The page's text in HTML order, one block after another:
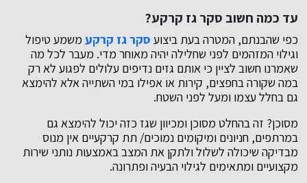
עד כמה חשוב סקר גז קרקע?
כפי שהבנתם, המטרה בעת ביצוע סקר גז קרקע משמע טיפול
וגילוי המזהמים לפני שחלילה יהיה מאוחר מדי. מעבר לכל מה
שאמרנו חשוב לציין כי אותם גזים נדיפים עלולים לפגוע לא רק
במה שקורה בחפצים, קירות או אפילו במי השתייה אלא להימצא
גם בחלל עצמו ומעל לפני השטח.
מסוכן? זה בהחלט מסוכן ומכיוון שגז כזה יכול להימצא גם
במרתפים, חניונים ומיקומים נמוכים/ תת קרקעיים אין מנוס
מבדיקה שיכולה לשלול ולתקן את המצב באמצעות נותני שירות
מקצועיים ומתאימים לגילוי הבעיה ופתרונה.